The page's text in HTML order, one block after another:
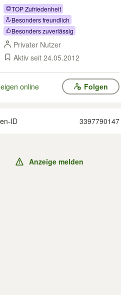
TOP Zufriedenheit
Besonders freundlich
Besonders zuverlässig
Privater Nutzer
Aktiv seit 24.05.2012
online Folgen
ID 3397790147
Anzeige melden